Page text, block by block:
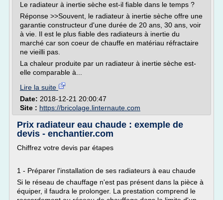
Le radiateur à inertie sèche est-il fiable dans le temps ?
Réponse >>Souvent, le radiateur à inertie sèche offre une
garantie constructeur d'une durée de 20 ans, 30 ans, voir
à vie. Il est le plus fiable des radiateurs à inertie du
marché car son coeur de chauffe en matériau réfractaire
ne vieilli pas.
La chaleur produite par un radiateur à inertie sèche est-
elle comparable à...
Lire la suite
Date: 2018-12-21 20:00:47
Site : https://bricolage.linternaute.com
Prix radiateur eau chaude : exemple de
devis - enchantier.com
Chiffrez votre devis par étapes
1 - Préparer l'installation de ses radiateurs à eau chaude
Si le réseau de chauffage n'est pas présent dans la pièce à
équiper, il faudra le prolonger. La prestation comprend le